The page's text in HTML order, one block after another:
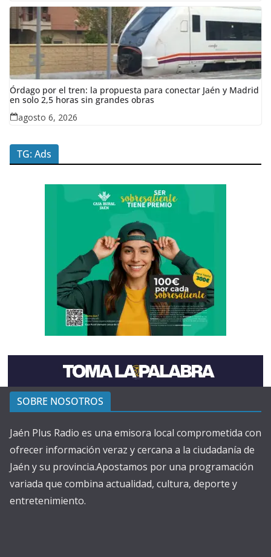
Órdago por el tren: la propuesta para conectar Jaén y Madrid
en solo 2,5 horas sin grandes obras
agosto 6, 2026
TG: Ads
SOBRE NOSOTROS
Jaén Plus Radio es una emisora local comprometida con
ofrecer información veraz y cercana a la ciudadanía de
Jaén y su provincia.Apostamos por una programación
variada que combina actualidad, cultura, deporte y
entretenimiento.